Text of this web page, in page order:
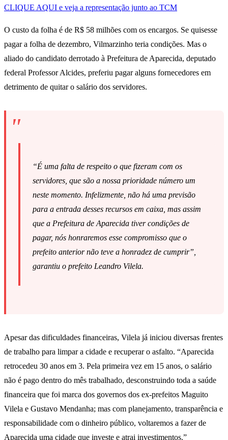
CLIQUE AQUI e veja a representação junto ao TCM
O custo da folha é de R$ 58 milhões com os encargos. Se quisesse
pagar a folha de dezembro, Vilmarzinho teria condições. Mas o
aliado do candidato derrotado à Prefeitura de Aparecida, deputado
federal Professor Alcides, preferiu pagar alguns fornecedores em
detrimento de quitar o salário dos servidores.
“É uma falta de respeito o que fizeram com os
servidores, que são a nossa prioridade número um
neste momento. Infelizmente, não há uma previsão
para a entrada desses recursos em caixa, mas assim
que a Prefeitura de Aparecida tiver condições de
pagar, nós honraremos esse compromisso que o
prefeito anterior não teve a honradez de cumprir”,
garantiu o prefeito Leandro Vilela.
Apesar das dificuldades financeiras, Vilela já iniciou diversas frentes
de trabalho para limpar a cidade e recuperar o asfalto. “Aparecida
retrocedeu 30 anos em 3. Pela primeira vez em 15 anos, o salário
não é pago dentro do mês trabalhado, desconstruindo toda a saúde
financeira que foi marca dos governos dos ex-prefeitos Maguito
Vilela e Gustavo Mendanha; mas com planejamento, transparência e
responsabilidade com o dinheiro público, voltaremos a fazer de
Aparecida uma cidade que investe e atrai investimentos.”